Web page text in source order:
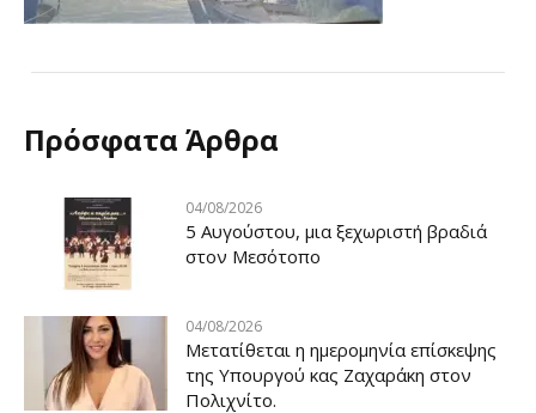
Πρόσφατα Άρθρα
04/08/2026
5 Αυγούστου, μια ξεχωριστή βραδιά
στον Μεσότοπο
04/08/2026
Μετατίθεται η ημερομηνία επίσκεψης
της Υπουργού κας Ζαχαράκη στον
Πολιχνίτο.